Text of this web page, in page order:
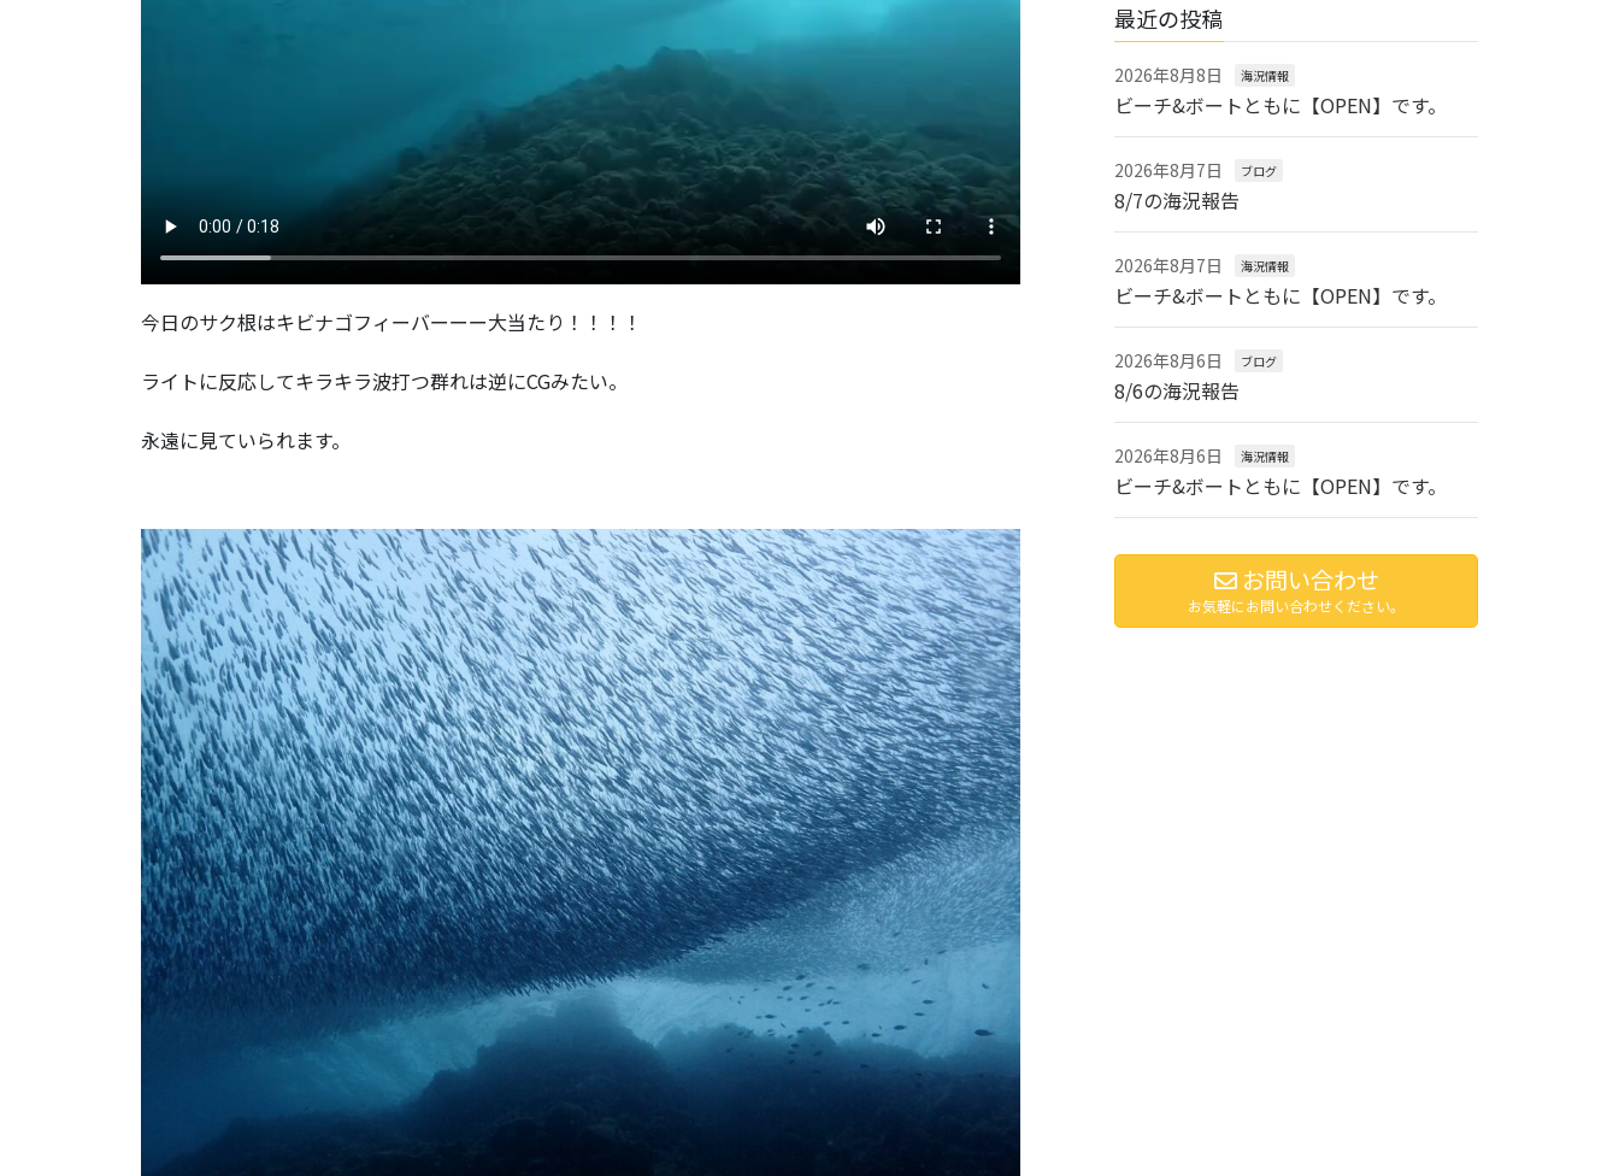
今日のサク根はキビナゴフィーバーーー大当たり！！！！
ライトに反応してキラキラ波打つ群れは逆にCGみたい。
永遠に見ていられます。
最近の投稿
2026年8月8日 海況情報
ビーチ&ボートともに【OPEN】です。
2026年8月7日 ブログ
8/7の海況報告
2026年8月7日 海況情報
ビーチ&ボートともに【OPEN】です。
2026年8月6日 ブログ
8/6の海況報告
2026年8月6日 海況情報
ビーチ&ボートともに【OPEN】です。
お問い合わせ
お気軽にお問い合わせください。